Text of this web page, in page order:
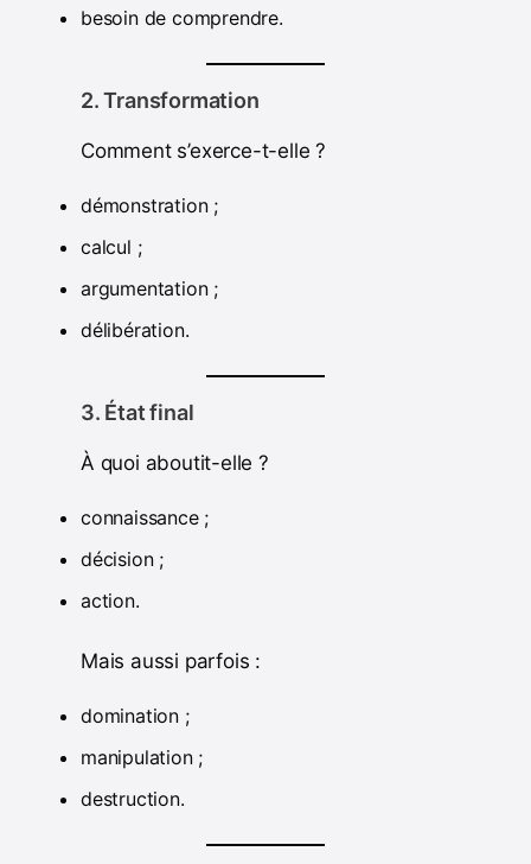
besoin de comprendre.
2. Transformation
Comment s’exerce-t-elle ?
démonstration ;
calcul ;
argumentation ;
délibération.
3. État final
À quoi aboutit-elle ?
connaissance ;
décision ;
action.
Mais aussi parfois :
domination ;
manipulation ;
destruction.